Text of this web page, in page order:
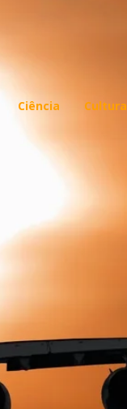
Ciência Cultura